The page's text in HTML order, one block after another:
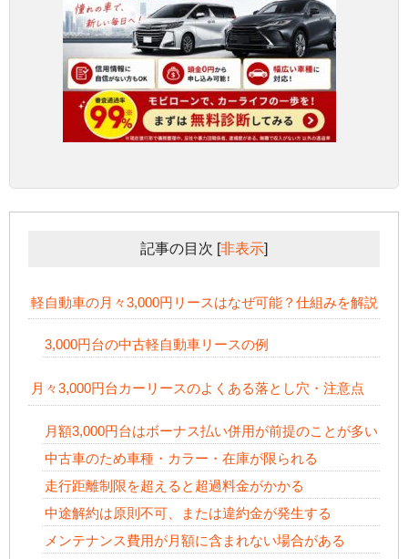
記事の目次 [非表示]
軽自動車の月々3,000円リースはなぜ可能？仕組みを解説
3,000円台の中古軽自動車リースの例
月々3,000円台カーリースのよくある落とし穴・注意点
月額3,000円台はボーナス払い併用が前提のことが多い
中古車のため車種・カラー・在庫が限られる
走行距離制限を超えると超過料金がかかる
中途解約は原則不可、または違約金が発生する
メンテナンス費用が月額に含まれない場合がある